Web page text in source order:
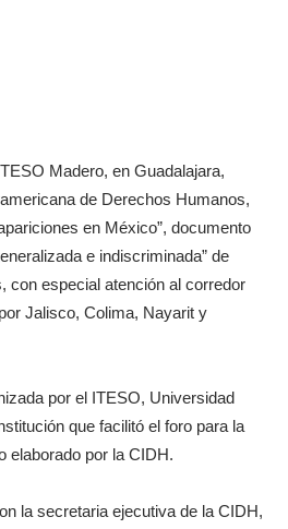
Madero, en Guadalajara,
de Derechos Humanos,
en México”, documento
e indiscriminada” de
con especial atención al corredor
Jalisco, Colima, Nayarit y
por el ITESO, Universidad
que facilitó el foro para la
elaborado por la CIDH.
la secretaria ejecutiva de la CIDH,